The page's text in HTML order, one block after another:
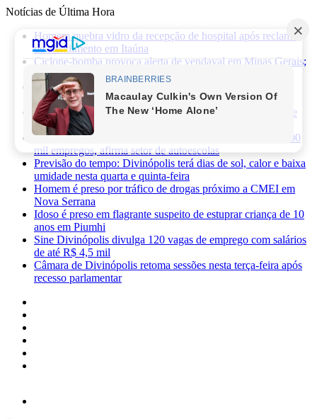
Notícias de Última Hora
Homem quebra vidro da recepção de hospital após reclamar
de atendimento em Itaúna
Ciclone-bomba provoca alerta de vendaval em Minas Gerais;
veja os impactos previstos para Divinópolis
Homem morre após sofrer choque elétrico e cair de oito
metros durante manutenção em academia
PRF apreende 75 mil maços de cigarros contrabandeados e
prende motorista na BR-262
Novas regras da CNH já provocaram perda de cerca de 100
mil empregos, afirma setor de autoescolas
Previsão do tempo: Divinópolis terá dias de sol, calor e baixa
umidade nesta quarta e quinta-feira
Homem é preso por tráfico de drogas próximo a CMEI em
Nova Serrana
Idoso é preso em flagrante suspeito de estuprar criança de 10
anos em Piumhi
Sine Divinópolis divulga 120 vagas de emprego com salários
de até R$ 4,5 mil
Câmara de Divinópolis retoma sessões nesta terça-feira após
recesso parlamentar